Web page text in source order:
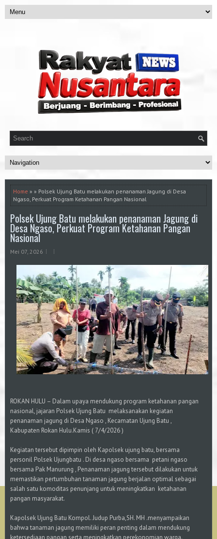
Home » » Polsek Ujung Batu melakukan penanaman Jagung di Desa
Ngaso, Perkuat Program Ketahanan Pangan Nasional
Polsek Ujung Batu melakukan penanaman Jagung di
Desa Ngaso, Perkuat Program Ketahanan Pangan
Nasional
Mei 07, 2026
ROKAN HULU – Dalam upaya mendukung program ketahanan pangan
nasional, jajaran Polsek Ujung Batu melaksanakan kegiatan
penanaman jagung di Desa Ngaso , Kecamatan Ujung Batu ,
Kabupaten Rokan Hulu.Kamis ( 7/4/2026 )
Kegiatan tersebut dipimpin oleh Kapolsek ujung batu, bersama
personil Polsek Ujungbatu . Di desa ngaso bersama petani ngaso
bersama Pak Manurung , Penanaman jagung tersebut dilakukan untuk
memastikan pertumbuhan tanaman jagung berjalan optimal sebagai
salah satu komoditas penunjang untuk meningkatkan ketahanan
pangan masyarakat.
Kapolsek Ujung Batu Kompol. Judup Purba,SH. MH .menyampaikan
bahwa tanaman jagung memiliki peran penting dalam mendukung
ketersediaan pangan serta meningkatkan perekonomian warga.